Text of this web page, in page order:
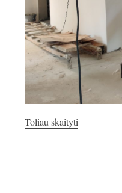
Toliau skaityti„Laiptai.